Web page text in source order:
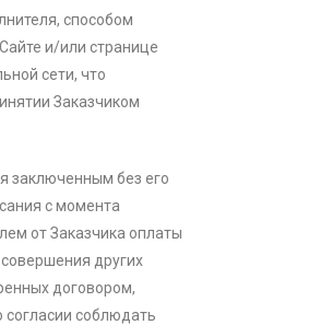
способом
и/или странице
сети, что
Заказчиком
заключенным без его
с момента
от Заказчика оплаты
других
договором,
соблюдать